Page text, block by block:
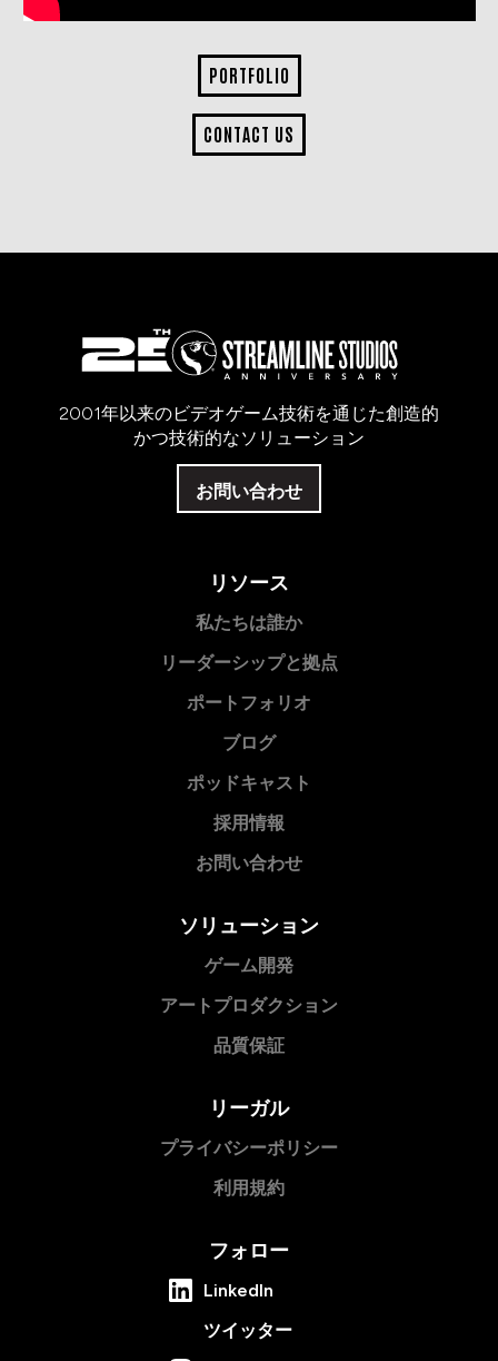
PORTFOLIO
CONTACT US
2001年以来のビデオゲーム技術を通じた創造的
かつ技術的なソリューション
お問い合わせ
リソース
私たちは誰か
リーダーシップと拠点
ポートフォリオ
ブログ
ポッドキャスト
採用情報
お問い合わせ
ソリューション
ゲーム開発
アートプロダクション
品質保証
リーガル
プライバシーポリシー
利用規約
フォロー
LinkedIn
ツイッター